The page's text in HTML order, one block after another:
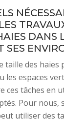
DANS
SES
taille des haies
les espaces
ces tâches en
Pour nous,
utiliser des